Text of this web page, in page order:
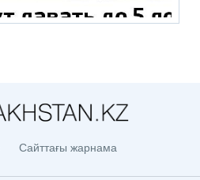
Сайттағы жарнама